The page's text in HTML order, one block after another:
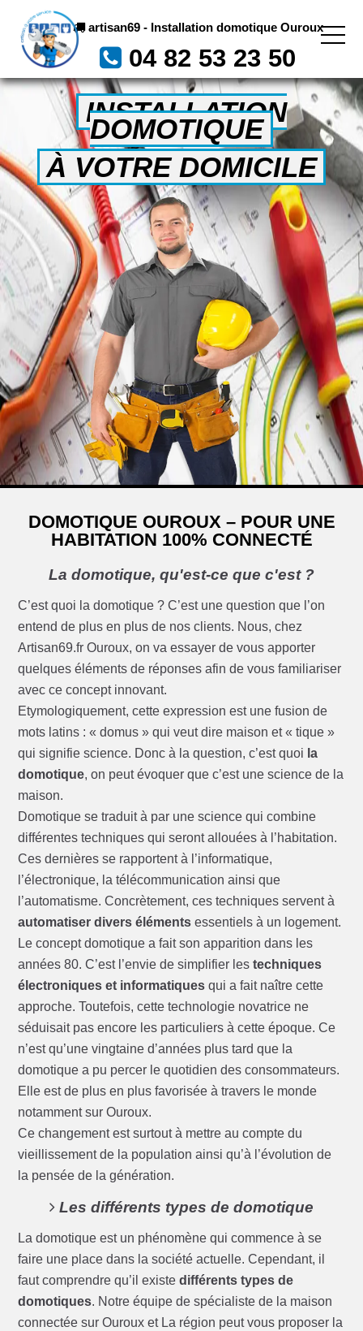
artisan69 - Installation domotique Ouroux
04 82 53 23 50
INSTALLATION
DOMOTIQUE
À VOTRE DOMICILE
DOMOTIQUE OUROUX – POUR UNE
HABITATION 100% CONNECTÉ
La domotique, qu'est-ce que c'est ?
C’est quoi la domotique ? C’est une question que l’on
entend de plus en plus de nos clients. Nous, chez
Artisan69.fr Ouroux, on va essayer de vous apporter
quelques éléments de réponses afin de vous familiariser
avec ce concept innovant.
Etymologiquement, cette expression est une fusion de
mots latins : « domus » qui veut dire maison et « tique »
qui signifie science. Donc à la question, c’est quoi la
domotique, on peut évoquer que c’est une science de la
maison.
Domotique se traduit à par une science qui combine
différentes techniques qui seront allouées à l’habitation.
Ces dernières se rapportent à l’informatique,
l’électronique, la télécommunication ainsi que
l’automatisme. Concrètement, ces techniques servent à
automatiser divers éléments essentiels à un logement.
Le concept domotique a fait son apparition dans les
années 80. C’est l’envie de simplifier lestechniques
électroniques et informatiques qui a fait naître cette
approche. Toutefois, cette technologie novatrice ne
séduisait pas encore les particuliers à cette époque. Ce
n’est qu’une vingtaine d’années plus tard que la
domotique a pu percer le quotidien des consommateurs.
Elle est de plus en plus favorisée à travers le monde
notamment sur Ouroux.
Ce changement est surtout à mettre au compte du
vieillissement de la population ainsi qu’à l’évolution de
la pensée de la génération.
Les différents types de domotique
La domotique est un phénomène qui commence à se
faire une place dans la société actuelle. Cependant, il
faut comprendre qu’il existedifférents types de
domotiques. Notre équipe de spécialiste de la maison
connectée sur Ouroux et La région peut vous proposer la